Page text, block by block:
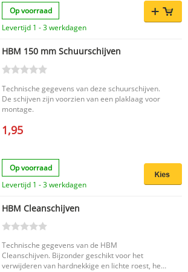
Hz Toerental onbelast: 2.000 rpm Bandsnelheid:
8 m/s Korrel: 80 Maximale kantelhoek: 45°
Geschikt voor materialen: Hout Nettogewicht:
hoog, 41,7 cm lang Draagbaar: Nee EAN:
schuurmachine voor houtbewerking waarbij
de HBM Oscillerende Spindel en
Bandschuurmachine een praktische keuze voor
het netjes afwerken van diverse werkstukken.
Op voorraad
Levertijd 1 - 3 werkdagen
HBM 150 mm Schuurschijven
Technische gegevens van deze schuurschijven.
De schijven zijn voorzien van een plaklaag voor
montage.
1,95
Op voorraad
Levertijd 1 - 3 werkdagen
HBM Cleanschijven
Technische gegevens van de HBM
Cleanschijven. Bijzonder geschikt voor het
verwijderen van hardnekkige en lichte roest, het